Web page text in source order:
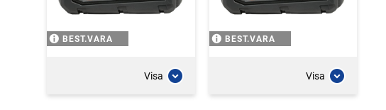
BEST.VARA
Visa
BEST.VARA
Visa